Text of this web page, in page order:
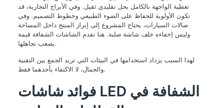
تغطية الواجهة بالكامل بحل تقليدي ثقيل. وفي الأبراج التجارية، قد
تكون الأولوية للحفاظ على الضوء الطبيعي وخطوط التصميم. وفي
صالات السيارات، يحتاج المشروع إلى إبراز المنتج داخل المساحة
وليس إخفاءه خلف شاشة صلبة. هنا تقدم الشاشات الشفافة قيمة
يصعب تجاهلها.
لهذا السبب يزداد استخدامها في البيئات التي تريد الجمع بين التقنية
والجمال، لا الاكتفاء بأحدهما فقط.
فوائد شاشات LED الشفافة في